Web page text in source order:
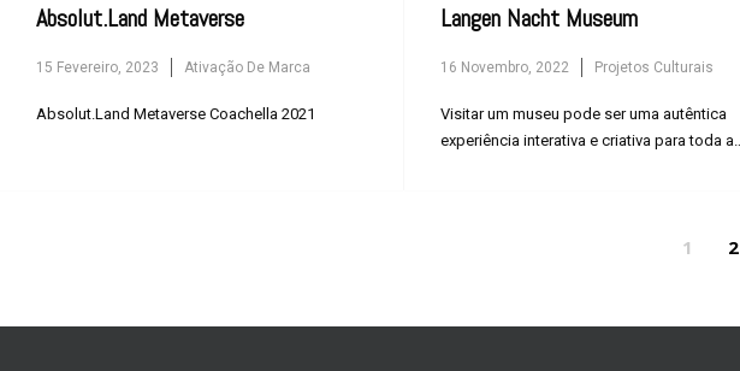
Absolut.Land Metaverse
15 Fevereiro, 2023 Ativação De Marca
Absolut.Land Metaverse Coachella 2021
Langen Nacht Museum
16 Novembro, 2022 Projetos Culturais
Visitar um museu pode ser uma autêntica
experiência interativa e criativa para toda a
1 2